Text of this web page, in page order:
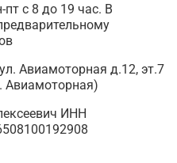
с 8 до 19 час. В
Авиамоторная д.12, эт.7
ИНН